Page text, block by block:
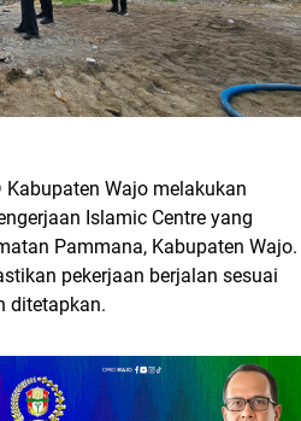
Kabupaten Wajo melakukan
Islamic Centre yang
Pammana, Kabupaten Wajo.
pekerjaan berjalan sesuai
ditetapkan.